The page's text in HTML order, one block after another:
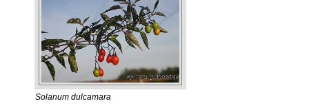
Solanum dulcamara